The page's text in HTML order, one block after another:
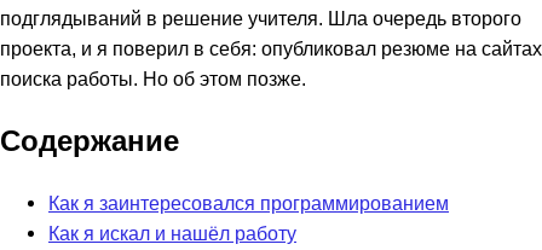
подглядываний в решение учителя. Шла очередь второго
проекта, и я поверил в себя: опубликовал резюме на сайтах
поиска работы. Но об этом позже.
Содержание
Как я заинтересовался программированием
Как я искал и нашёл работу